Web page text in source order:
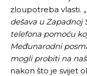
zloupotreba vlasti. „
dešava u Zapadnoj
telefona pomoću
Međunarodni
mogli probiti na
nakon što je svijet